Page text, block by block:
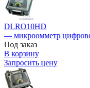
DLRO10HD
— микроомметр
Под заказ
В корзину
Запросить цену